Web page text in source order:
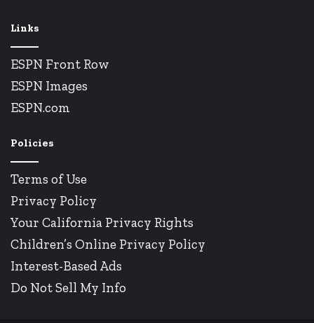
Links
ESPN Front Row
ESPN Images
ESPN.com
Policies
Terms of Use
Privacy Policy
Your California Privacy Rights
Children’s Online Privacy Policy
Interest-Based Ads
Do Not Sell My Info